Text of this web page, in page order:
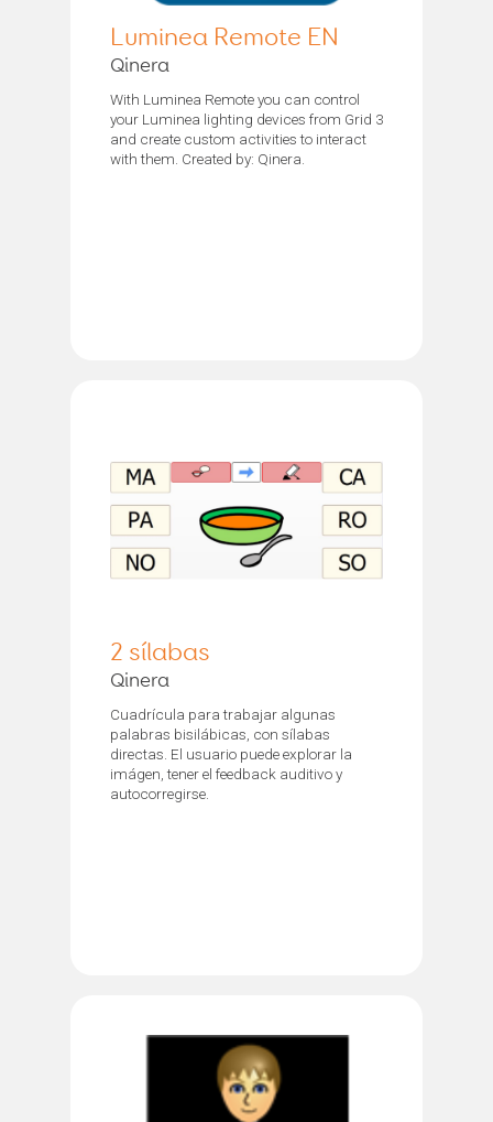
Luminea Remote EN
Qinera
With Luminea Remote you can control
your Luminea lighting devices from Grid 3
and create custom activities to interact
with them. Created by: Qinera.
2 sílabas
Qinera
Cuadrícula para trabajar algunas
palabras bisilábicas, con sílabas
directas. El usuario puede explorar la
imágen, tener el feedback auditivo y
autocorregirse.